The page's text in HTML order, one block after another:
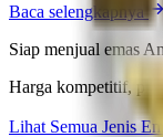
Baca selengkapnya
Siap menjual emas
Harga kompetitif,
Lihat Semua Jenis